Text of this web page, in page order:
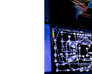
Produkter
Hvordan
Når vi
transport,